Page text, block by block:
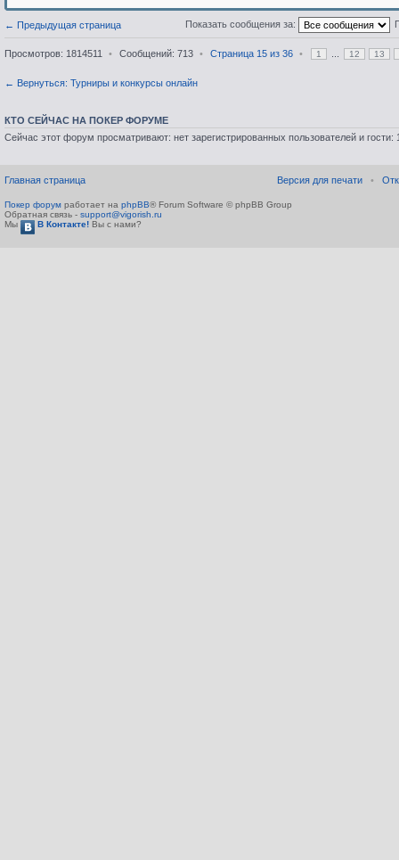
← Предыдущая страница Показать сообщения за:
Просмотров: 1814511 • Сообщений: 713 • Страница 15из 36 • 1 12 13
← Вернуться: Турниры и конкурсы онлайн
КТО СЕЙЧАС НА ПОКЕР ФОРУМЕ
Сейчас этот форум просматривают: нет зарегистрированных пользователей и гости:
Главная страница •
Версия для печати
Покер форум работает на phpBB® Forum Software © phpBB Group
Обратная связь - support@vigorish.ru
Мы
В Контакте! Вы с нами?